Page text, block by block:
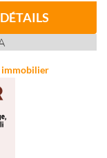
DÉTAILS
immobilier